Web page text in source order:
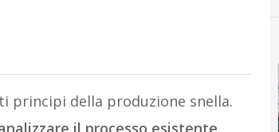
principi della produzione snella.